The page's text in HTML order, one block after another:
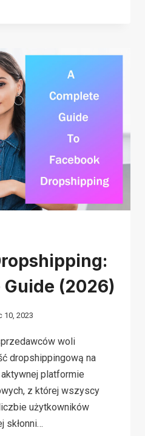
(2026)
10, 2023
woli
dropshippingową na
platformie
z której wszyscy
użytkowników
skłonni…